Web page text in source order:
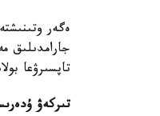
ەگەر
جارامدىلىق
تاپسىرۋعا
تىركەۋ